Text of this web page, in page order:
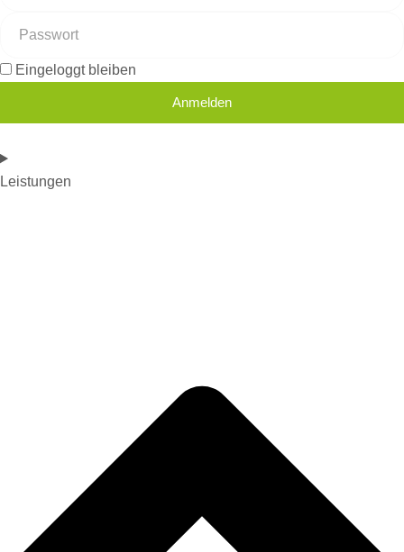
Eingeloggt bleiben
Anmelden
Leistungen